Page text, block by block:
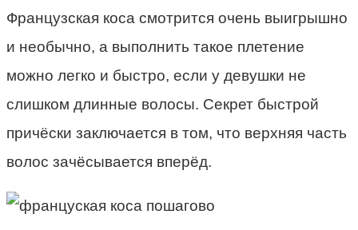
Французская коса смотрится очень выигрышно
и необычно, а выполнить такое плетение
можно легко и быстро, если у девушки не
слишком длинные волосы. Секрет быстрой
причёски заключается в том, что верхняя часть
волос зачёсывается вперёд.